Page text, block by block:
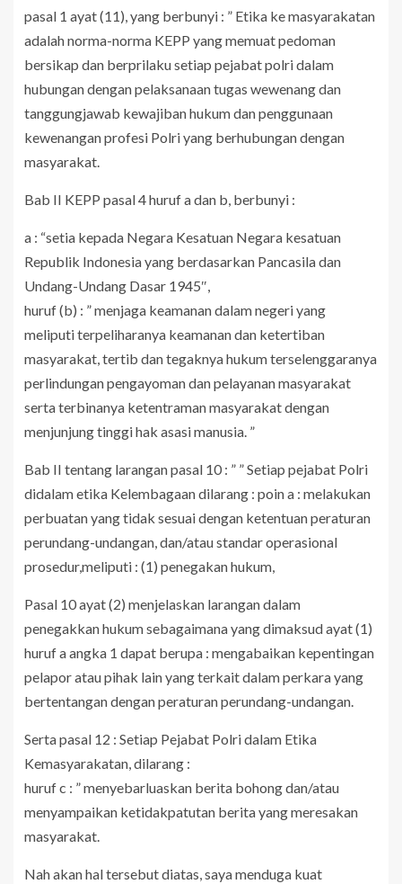
pasal 1 ayat (11), yang berbunyi : ” Etika ke masyarakatan
adalah norma-norma KEPP yang memuat pedoman
bersikap dan berprilaku setiap pejabat polri dalam
hubungan dengan pelaksanaan tugas wewenang dan
tanggungjawab kewajiban hukum dan penggunaan
kewenangan profesi Polri yang berhubungan dengan
masyarakat.
Bab II KEPP pasal 4 huruf a dan b, berbunyi :
a : “setia kepada Negara Kesatuan Negara kesatuan
Republik Indonesia yang berdasarkan Pancasila dan
Undang-Undang Dasar 1945″,
huruf (b) : ” menjaga keamanan dalam negeri yang
meliputi terpeliharanya keamanan dan ketertiban
masyarakat, tertib dan tegaknya hukum terselenggaranya
perlindungan pengayoman dan pelayanan masyarakat
serta terbinanya ketentraman masyarakat dengan
menjunjung tinggi hak asasi manusia. ”
Bab II tentang larangan pasal 10 : ” ” Setiap pejabat Polri
didalam etika Kelembagaan dilarang : poin a : melakukan
perbuatan yang tidak sesuai dengan ketentuan peraturan
perundang-undangan, dan/atau standar operasional
prosedur,meliputi : (1) penegakan hukum,
Pasal 10 ayat (2) menjelaskan larangan dalam
penegakkan hukum sebagaimana yang dimaksud ayat (1)
huruf a angka 1 dapat berupa : mengabaikan kepentingan
pelapor atau pihak lain yang terkait dalam perkara yang
bertentangan dengan peraturan perundang-undangan.
Serta pasal 12 : Setiap Pejabat Polri dalam Etika
Kemasyarakatan, dilarang :
huruf c : ” menyebarluaskan berita bohong dan/atau
menyampaikan ketidakpatutan berita yang meresakan
masyarakat.
Nah akan hal tersebut diatas, saya menduga kuat